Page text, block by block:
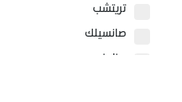
تريتشب
صانسيلك
بيزلين